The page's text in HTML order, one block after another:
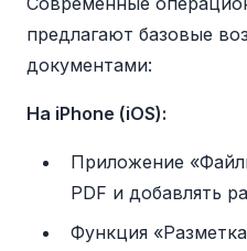
предлагают базовые
документами:
На iPhone (iOS):
Приложение
PDF и добавлять
Функция